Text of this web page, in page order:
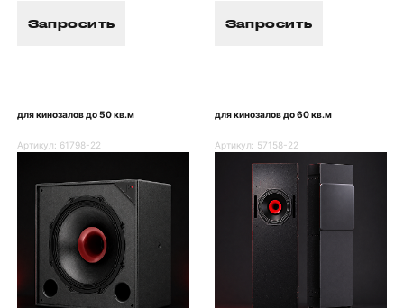
Запросить Запросить
для кинозалов до 50 кв.м
Артикул: 61798-22
для кинозалов до 60 кв.м
Артикул: 57158-22